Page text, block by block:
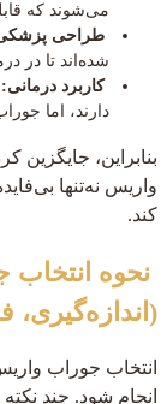
می‌شوند که
طراحی
شده‌اند تا در
کاربرد درمانی:
دارند، اما
بنابراین،
واریس نه‌تنها
کند.
نحوه
(اندازه‌گیری،
انتخاب جوراب
انجام شود. چند